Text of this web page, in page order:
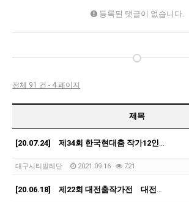
등록된 댓글이 없습니다.
전체 91 건 - 4 페이지
제목
[20.07.24] 제34회 한국현대춤 작가12인전 <The path of fate> 유니…
대구시티발레단 2021.09.16 721
[20.06.18] 제22회 대전춤작가전 대전예술의전당